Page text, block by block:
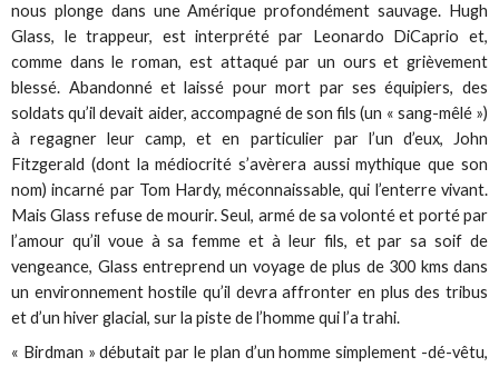
nous plonge dans une Amérique profondément sauvage. Hugh
Glass, le trappeur, est interprété par Leonardo DiCaprio et,
comme dans le roman, est attaqué par un ours et grièvement
blessé. Abandonné et laissé pour mort par ses équipiers, des
soldats qu’il devait aider, accompagné de son fils (un « sang-mêlé »)
à regagner leur camp, et en particulier par l’un d’eux, John
Fitzgerald (dont la médiocrité s’avèrera aussi mythique que son
nom) incarné par Tom Hardy, méconnaissable, qui l’enterre vivant.
Mais Glass refuse de mourir. Seul, armé de sa volonté et porté par
l’amour qu’il voue à sa femme et à leur fils, et par sa soif de
vengeance, Glass entreprend un voyage de plus de 300 kms dans
un environnement hostile qu’il devra affronter en plus des tribus
et d’un hiver glacial, sur la piste de l’homme qui l’a trahi.
« Birdman » débutait par le plan d’un homme simplement -dé-vêtu,